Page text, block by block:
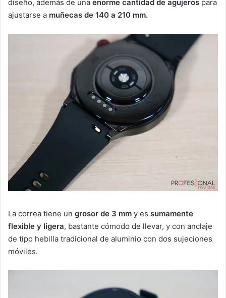
diseño, además de una enorme cantidad de agujeros para
ajustarse a muñecas de 140 a 210 mm.
La correa tiene un grosor de 3 mm y es sumamente
flexible y ligera, bastante cómodo de llevar, y con anclaje
de tipo hebilla tradicional de aluminio con dos sujeciones
móviles.